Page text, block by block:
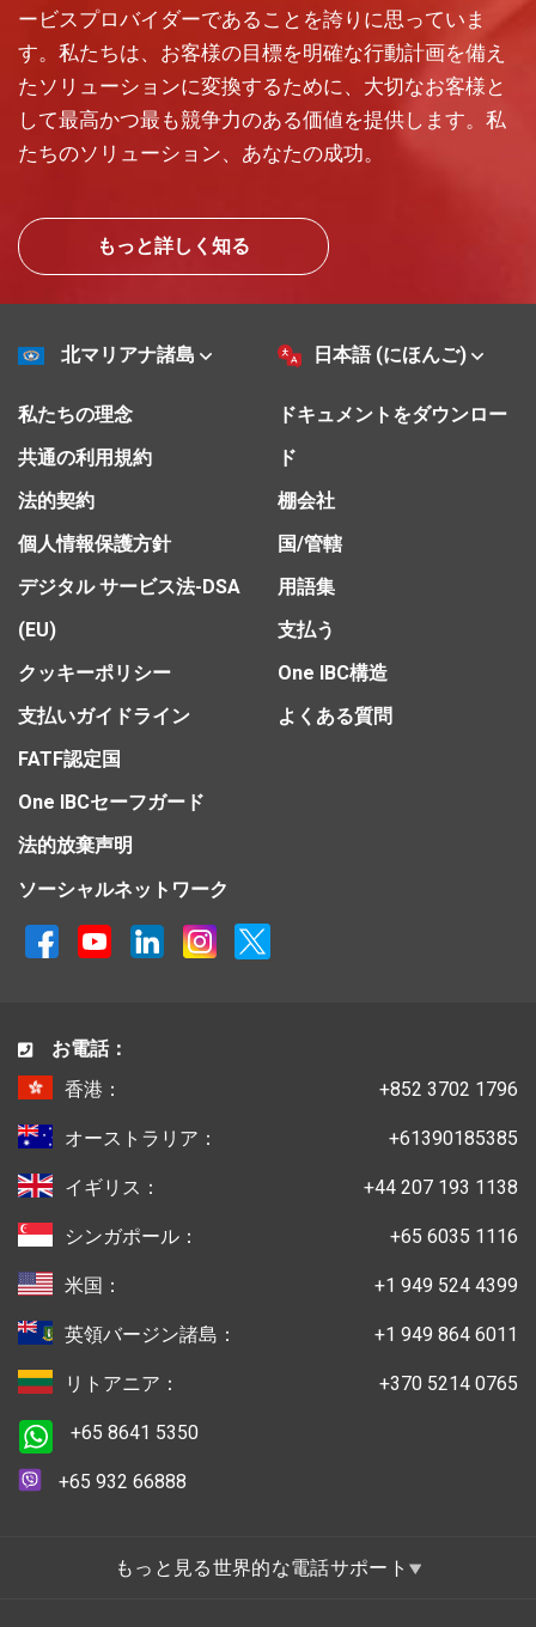
ービスプロバイダーであることを誇りに思っていま
す。私たちは、お客様の目標を明確な行動計画を備え
たソリューションに変換するために、大切なお客様と
して最高かつ最も競争力のある価値を提供します。私
たちのソリューション、あなたの成功。
もっと詳しく知る
北マリアナ諸島 日本語 (にほんご)
私たちの理念
共通の利用規約
法的契約
個人情報保護方針
デジタル サービス法-DSA
(EU)
クッキーポリシー
支払いガイドライン
FATF認定国
One IBCセーフガード
法的放棄声明
ドキュメントをダウンロー
ド
棚会社
国/管轄
用語集
支払う
One IBC構造
よくある質問
ソーシャルネットワーク
お電話：
香港：
+852 3702 1796
オーストラリア： +61390185385
イギリス： +44 207 193 1138
シンガポール： +65 6035 1116
米国： +1 949 524 4399
英領バージン諸島： +1 949 864 6011
リトアニア： +370 5214 0765
+65 8641 5350
+65 932 66888
もっと見る世界的な電話サポート